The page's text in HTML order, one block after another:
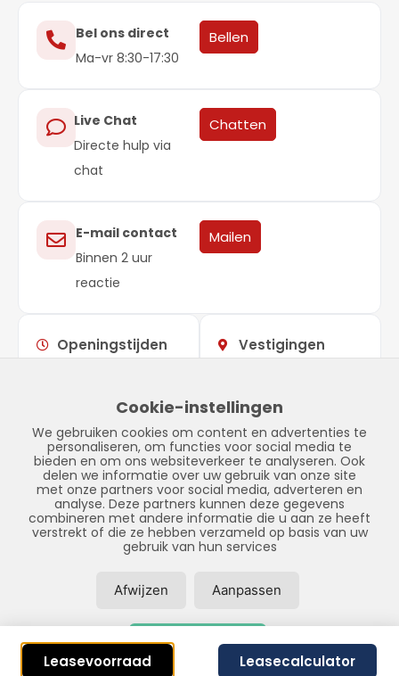
Bel ons direct
Ma-vr 8:30-17:30
Bellen
Live Chat
Directe hulp via
chat
Chatten
E-mail contact
Binnen 2 uur
reactie
Mailen
Openingstijden
ZondagGesloten
Vestigingen
Tinnegieter 7
9502 EX Stadskanaal
© Copyright 2026 – LPFS – Privacybeleid–
Sitemap
Realisatie door: SiteOnline
Cookie-instellingen
We gebruiken cookies om content en advertenties te
personaliseren, om functies voor social media te
bieden en om ons websiteverkeer te analyseren. Ook
delen we informatie over uw gebruik van onze site
met onze partners voor social media, adverteren en
analyse. Deze partners kunnen deze gegevens
combineren met andere informatie die u aan ze heeft
verstrekt of die ze hebben verzameld op basis van uw
gebruik van hun services
Afwijzen Aanpassen
Accepteer alles
Leasevoorraad Leasecalculator